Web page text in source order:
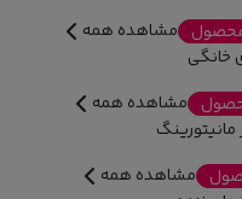
مشاهده همه
خانگی
مشاهده همه
مشاهده همه